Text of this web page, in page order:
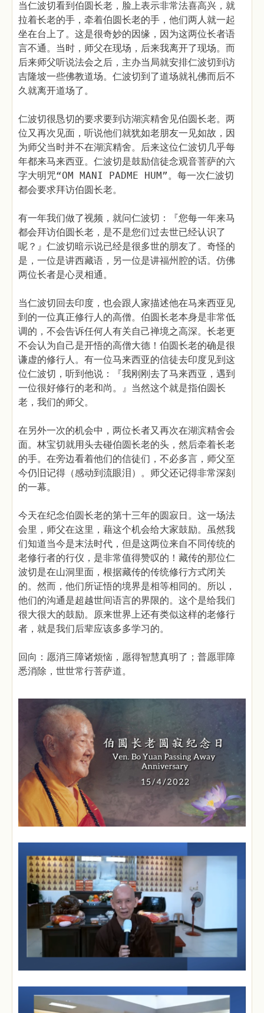
当仁波切看到伯圆长老，脸上表示非常法喜高兴，就
拉着长老的手，牵着伯圆长老的手，他们两人就一起
坐在台上了。这是很奇妙的因缘，因为这两位长者语
言不通。当时，师父在现场，后来我离开了现场。而
后来师父听说法会之后，主办当局就安排仁波切到访
吉隆坡一些佛教道场。仁波切到了道场就礼佛而后不
久就离开道场了。
仁波切很恳切的要求要到访湖滨精舍见伯圆长老。两
位又再次见面，听说他们就犹如老朋友一见如故，因
为师父当时并不在湖滨精舍。后来这位仁波切几乎每
年都来马来西亚。仁波切是鼓励信徒念观音菩萨的六
字大明咒“OM MANI PADME HUM”。每一次仁波切
都会要求拜访伯圆长老。
有一年我们做了视频，就问仁波切：『您每一年来马
都会拜访伯圆长老，是不是您们过去世已经认识了
呢？』仁波切暗示说已经是很多世的朋友了。奇怪的
是，一位是讲西藏语，另一位是讲福州腔的话。仿佛
两位长者是心灵相通。
当仁波切回去印度，也会跟人家描述他在马来西亚见
到的一位真正修行人的高僧。伯圆长老本身是非常低
调的，不会告诉任何人有关自己禅境之高深。长老更
不会认为自己是开悟的高僧大德！伯圆长老的确是很
谦虚的修行人。有一位马来西亚的信徒去印度见到这
位仁波切，听到他说：『我刚刚去了马来西亚，遇到
一位很好修行的老和尚。』当然这个就是指伯圆长
老，我们的师父。
在另外一次的机会中，两位长者又再次在湖滨精舍会
面。林宝切就用头去碰伯圆长老的头，然后牵着长老
的手。在旁边看着他们的信徒们，不必多言，师父至
今仍旧记得（感动到流眼泪）。师父还记得非常深刻
的一幕。
今天在纪念伯圆长老的第十三年的圆寂日。这一场法
会里，师父在这里，藉这个机会给大家鼓励。虽然我
们知道当今是末法时代，但是这两位来自不同传统的
老修行者的行仪，是非常值得赞叹的！藏传的那位仁
波切是在山洞里面，根据藏传的传统修行方式闭关
的。然而，他们所证悟的境界是相等相同的。所以，
他们的沟通是超越世间语言的界限的。这个是给我们
很大很大的鼓励。原来世界上还有类似这样的老修行
者，就是我们后辈应该多多学习的。
回向：愿消三障诸烦恼，愿得智慧真明了；普愿罪障
悉消除，世世常行菩萨道。